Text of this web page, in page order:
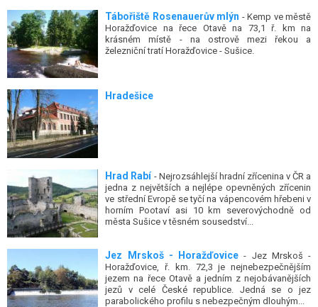
Tábořiště Rosenauerův mlýn - Kemp ve městě
Horažďovice na řece Otavě na 73,1 ř. km na
krásném místě - na ostrově mezi řekou a
železniční tratí Horažďovice - Sušice.
Hradešice
Hrad Rabí- Nejrozsáhlejší hradní zřícenina v ČR a
jedna z největších a nejlépe opevněných zřícenin
ve střední Evropě se tyčí na vápencovém hřebeni v
horním Pootaví asi 10 km severovýchodně od
města Sušice v těsném sousedství...
Jez Mrskoš - Horažďovice - Jez Mrskoš -
Horažďovice, ř. km. 72,3 je nejnebezpečnějším
jezem na řece Otavě a jedním z nejobávanějších
jezů v celé České republice. Jedná se o jez
parabolického profilu s nebezpečným dlouhým...